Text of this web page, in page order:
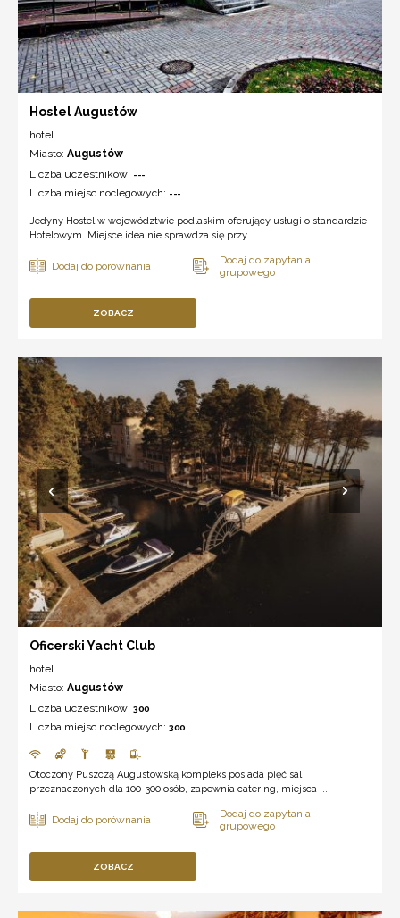
Hostel Augustów
hotel
Miasto: Augustów
Liczba uczestników: ---
Liczba miejsc noclegowych: ---
Jedyny Hostel w województwie podlaskim oferujący usługi o standardzie
Hotelowym. Miejsce idealnie sprawdza się przy ...
ZOBACZ
Oficerski Yacht Club
hotel
Miasto: Augustów
Liczba uczestników: 300
Liczba miejsc noclegowych: 300
Otoczony Puszczą Augustowską kompleks posiada pięć sal
przeznaczonych dla 100-300 osób, zapewnia catering, miejsca ...
ZOBACZ